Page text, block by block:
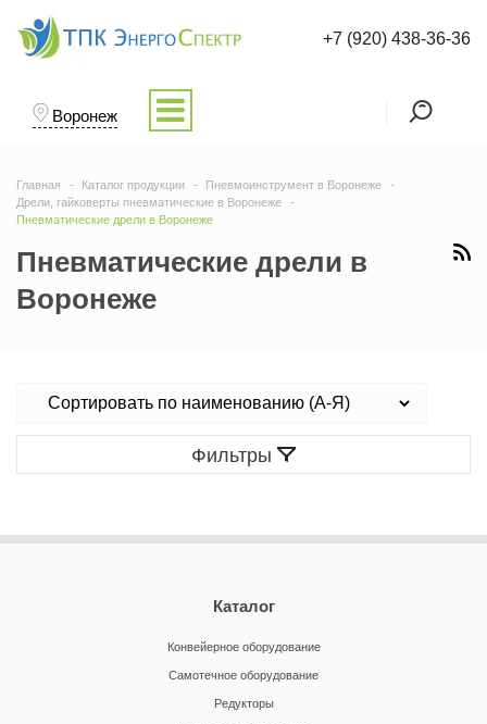
Воронеж
+7 (920) 438-36-36
Главная Каталог продукции
Пневмоинструмент в Воронеже
Дрели, гайковерты пневматические в Воронеже
Пневматические дрели в Воронеже
Пневматические дрели в
Воронеже
Фильтры
Каталог
Конвейерное оборудование
Самотечное оборудование
Редукторы